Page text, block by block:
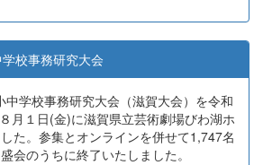
校事務研究大会
学校事務研究大会（滋賀大会）を令和
月１日(金)に滋賀県立芸術劇場びわ湖ホ
た。参集とオンラインを併せて1,747名
会のうちに終了いたしました。